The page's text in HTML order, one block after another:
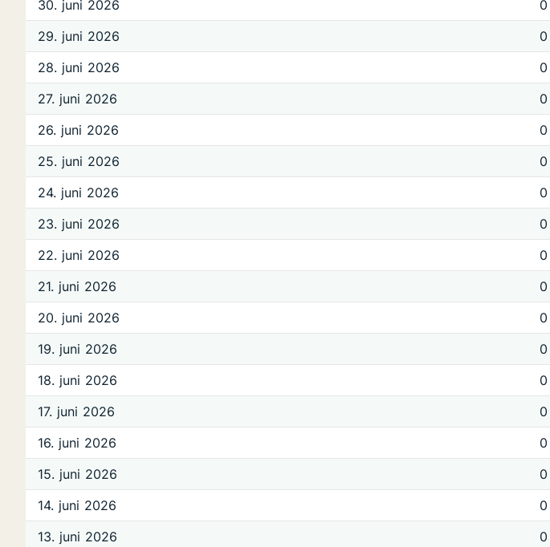
30. juni 2026
0
29. juni 2026
0
28. juni 2026
0
27. juni 2026
0
26. juni 2026
0
25. juni 2026
0
24. juni 2026
0
23. juni 2026
0
22. juni 2026
0
21. juni 2026
0
20. juni 2026
0
19. juni 2026
0
18. juni 2026
0
17. juni 2026
0
16. juni 2026
0
15. juni 2026
0
14. juni 2026
0
13. juni 2026
0